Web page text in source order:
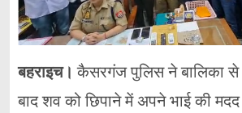
बहराइच। कैसरगंज पुलिस ने बालिका से
बाद शव को छिपाने में अपने भाई की